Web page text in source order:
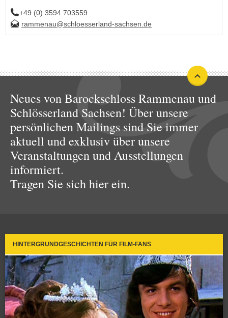
+49 (0) 3594 703559
rammenau@schloesserland-sachsen.de
Neues von Barockschloss Rammenau und
Schlösserland Sachsen! Über unsere
persönlichen Mailings sind Sie immer
aktuell und exklusiv über unsere
Veranstaltungen und Ausstellungen
informiert.
Tragen Sie sich hier ein.
HINTERGRUNDGESCHICHTEN FÜR FILM-FANS